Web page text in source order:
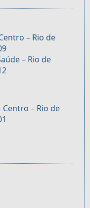
– Rio de
– Rio de
– Rio de